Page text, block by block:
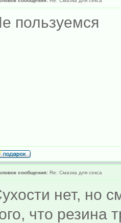
пользуемся
сообщения: Re: Смазка для секса
нет, но
что резина